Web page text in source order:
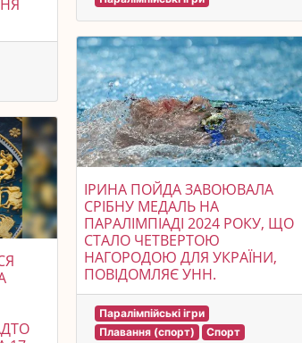
ІРИНА ПОЙДА ЗАВОЮВАЛА
СРІБНУ МЕДАЛЬ НА
ПАРАЛІМПІАДІ 2024 РОКУ, ЩО
СТАЛО ЧЕТВЕРТОЮ
НАГОРОДОЮ ДЛЯ УКРАЇНИ,
ПОВІДОМЛЯЄ УНН.
Паралімпійські ігри
Плавання (спорт)
Спорт